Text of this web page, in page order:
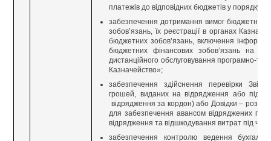
платежів до відповідних бюджетів у порядку
забезпечення дотримання вимог бюджетного
зобов’язань, їх реєстрації в органах
бюджетних зобов’язань, включення
бюджетних фінансових зобов’язань на
дистанційного обслуговування програмно-
Казначейство»;
забезпечення здійснення перевірки
грошей, виданих на відрядження або під
відрядження за кордон) або Довідки –
для забезпечення авансом відряджених
відрядження та відшкодування витрат під час
забезпечення контролю ведення